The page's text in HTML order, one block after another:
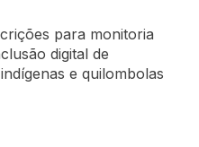
para monitoria
digital de
e quilombolas